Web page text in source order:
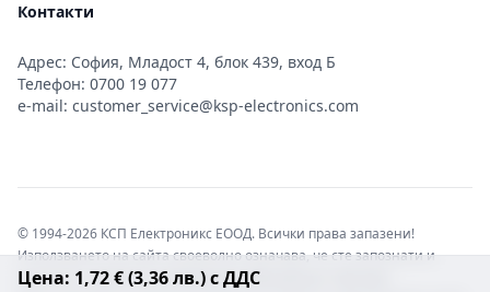
Цена: 1,72 € (3,36 лв.) с ДДС
Контакти
Адрес: София, Младост 4, блок 439, вход Б
Телефон: 0700 19 077
e-mail: customer_service@ksp-electronics.com
© 1994-2026 КСП Електроникс ЕООД. Всички права запазени!
Използването на сайта своеволно означава, че сте запознати и
съгласни с правната информация обвързваща софтуера.